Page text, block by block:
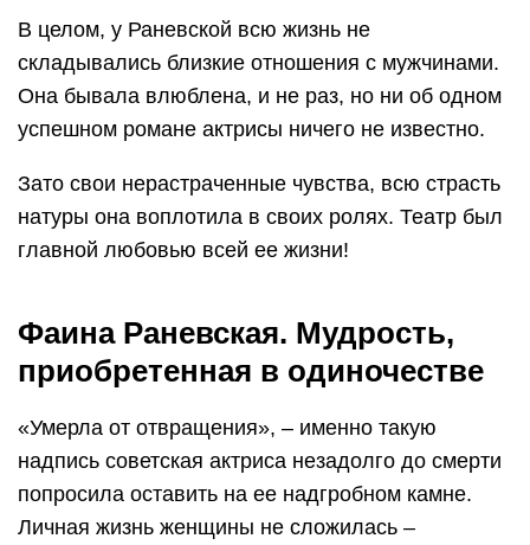
В целом, у Раневской всю жизнь не
складывались близкие отношения с мужчинами.
Она бывала влюблена, и не раз, но ни об одном
успешном романе актрисы ничего не известно.
Зато свои нерастраченные чувства, всю страсть
натуры она воплотила в своих ролях. Театр был
главной любовью всей ее жизни!
Фаина Раневская. Мудрость,
приобретенная в одиночестве
«Умерла от отвращения», – именно такую
надпись советская актриса незадолго до смерти
попросила оставить на ее надгробном камне.
Личная жизнь женщины не сложилась –